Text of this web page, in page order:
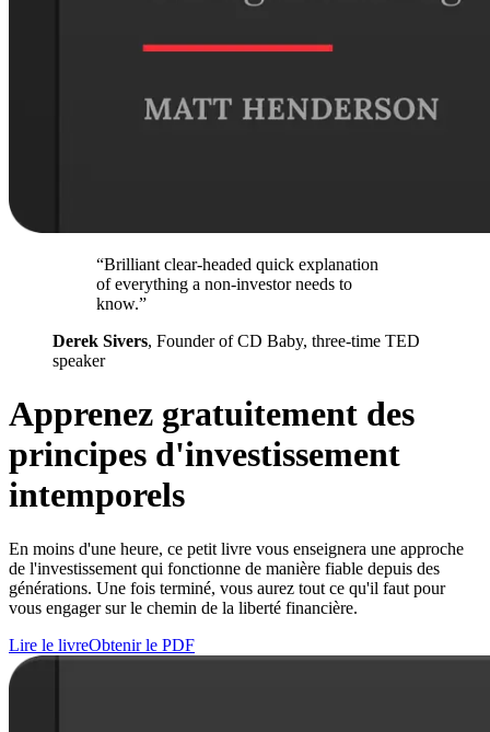
“Brilliant clear-headed quick explanation
of everything a non-investor needs to
know.”
Derek Sivers, Founder of CD Baby, three-time TED
speaker
Apprenez gratuitement des
principes d'investissement
intemporels
En moins d'une heure, ce petit livre vous enseignera une approche
de l'investissement qui fonctionne de manière fiable depuis des
générations. Une fois terminé, vous aurez tout ce qu'il faut pour
vous engager sur le chemin de la liberté financière.
Lire le livreObtenir le PDF